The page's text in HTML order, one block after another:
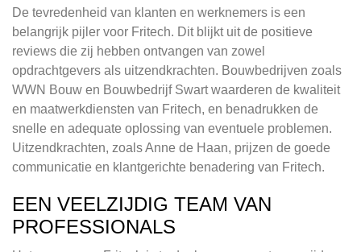
De tevredenheid van klanten en werknemers is een
belangrijk pijler voor Fritech. Dit blijkt uit de positieve
reviews die zij hebben ontvangen van zowel
opdrachtgevers als uitzendkrachten. Bouwbedrijven zoals
WWN Bouw en Bouwbedrijf Swart waarderen de kwaliteit
en maatwerkdiensten van Fritech, en benadrukken de
snelle en adequate oplossing van eventuele problemen.
Uitzendkrachten, zoals Anne de Haan, prijzen de goede
communicatie en klantgerichte benadering van Fritech.
EEN VEELZIJDIG TEAM VAN
PROFESSIONALS